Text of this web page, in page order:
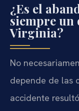
¿Es el
siempre un
Virginia?
No
depende de las
accidente